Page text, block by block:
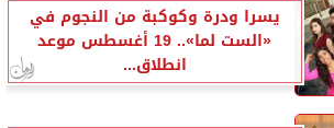
يسرا ودرة وكوكبة من النجوم في
«الست لما».. 19 أغسطس موعد
انطلاق...